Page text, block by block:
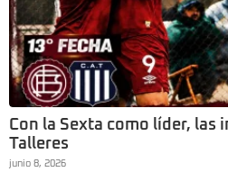
Con la Sexta como líder, las
Talleres
junio 8, 2026